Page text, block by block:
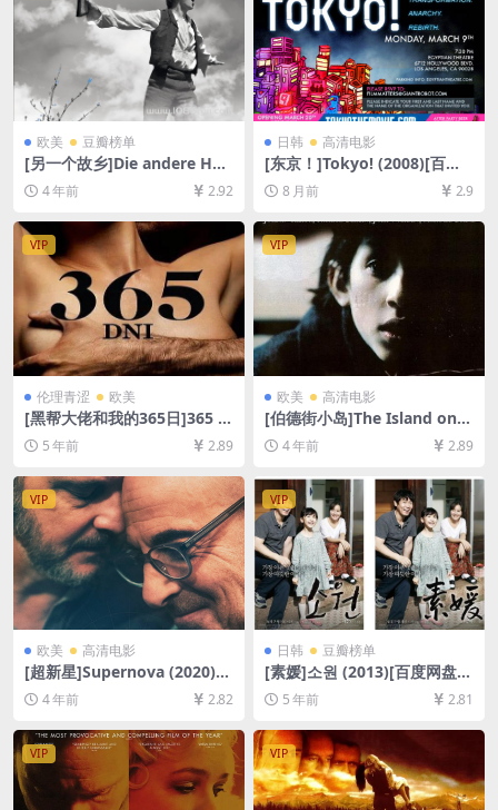
欧美 豆瓣榜单
[另一个故乡]Die andere Hei
mat – Chronik einer Sehns
ucht (2013)[百度网盘+迅雷云
盘资源1080P超清未删减][MP
4/15GB][中文字幕]
4 年前 2.92
日韩 高清电影
[东京！]Tokyo! (2008)[百度
网盘+夸克网盘1080P超清未
删减资源][网盘在线播放/下
载][MP4/8.2GB][中文字幕]
8 月前 2.9
VIP
伦理青涩 欧美
[黑帮大佬和我的365日]365 d
ni (2020)[百度网盘+迅雷云盘
资源1080P超清][MP4/3.8GB]
线播放，请PC下载防和谐压缩
包（含解压密码）】
5 年前 2.89
VIP
欧美 高清电影
[伯德街小岛]The Island on B
ird Street (1997)[百度网盘
+迅雷云盘资源1080P超清未
4 年前 2.89
VIP
欧美 高清电影
[超新星]Supernova (2020)
[百度网盘+迅雷云盘资源1080
P超清未删减][MP4/5.8GB][中
文字幕]
4 年前 2.82
VIP
日韩 豆瓣榜单
[素媛]소원 (2013)[百度网盘
+夸克网盘+迅雷云盘资源1080
P超清未删减][MP4/7.7GB][韩
语中字]
5 年前 2.81
VIP VIP